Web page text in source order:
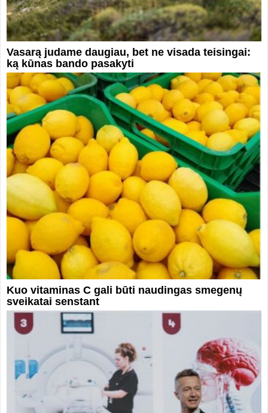
Vasarą judame daugiau, bet ne visada teisingai:
ką kūnas bando pasakyti
Kuo vitaminas C gali būti naudingas smegenų
sveikatai senstant